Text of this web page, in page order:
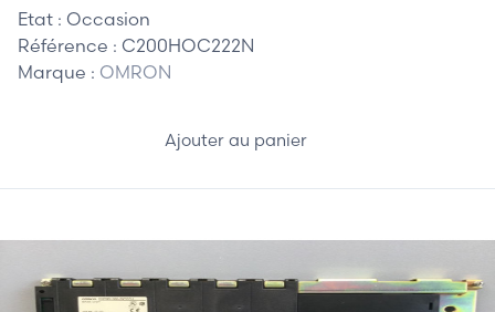
Etat : Occasion
Référence : C200HOC222N
Marque : OMRON
Ajouter au panier